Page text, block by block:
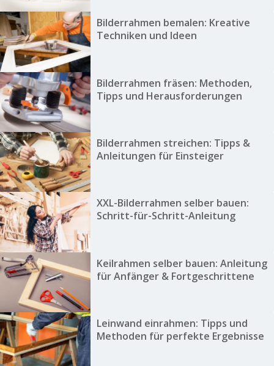
Bilderrahmen bemalen: Kreative
Techniken und Ideen
Bilderrahmen fräsen: Methoden,
Tipps und Herausforderungen
Bilderrahmen streichen: Tipps &
Anleitungen für Einsteiger
XXL-Bilderrahmen selber bauen:
Schritt-für-Schritt-Anleitung
Keilrahmen selber bauen: Anleitung
für Anfänger & Fortgeschrittene
Leinwand einrahmen: Tipps und
Methoden für perfekte Ergebnisse